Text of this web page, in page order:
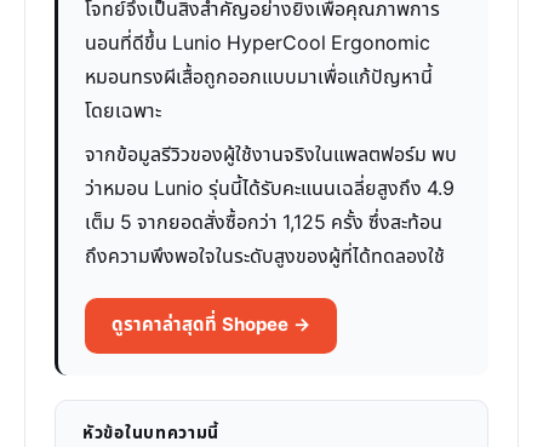
โจทย์จึงเป็นสิ่งสำคัญอย่างยิ่งเพื่อคุณภาพการ
นอนที่ดีขึ้น Lunio HyperCool Ergonomic
หมอนทรงผีเสื้อถูกออกแบบมาเพื่อแก้ปัญหานี้
โดยเฉพาะ
จากข้อมูลรีวิวของผู้ใช้งานจริงในแพลตฟอร์ม พบ
ว่าหมอน Lunio รุ่นนี้ได้รับคะแนนเฉลี่ยสูงถึง 4.9
เต็ม 5 จากยอดสั่งซื้อกว่า 1,125 ครั้ง ซึ่งสะท้อน
ถึงความพึงพอใจในระดับสูงของผู้ที่ได้ทดลองใช้
ดูราคาล่าสุดที่ Shopee →
หัวข้อในบทความนี้